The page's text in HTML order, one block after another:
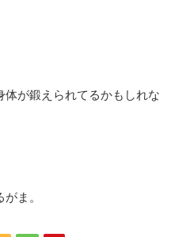
体が鍛えられてるかもしれな
ま。